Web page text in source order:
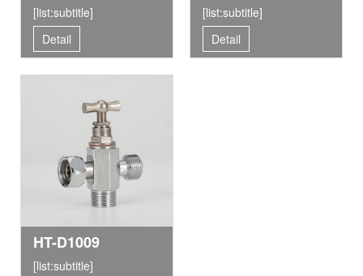
[list:subtitle]
Detail
[list:subtitle]
Detail
HT-D1009
[list:subtitle]